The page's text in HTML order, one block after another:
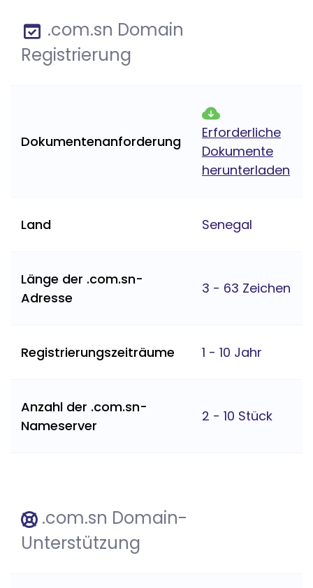
.com.sn Domain
Registrierung
Dokumentenanforderung
Erforderliche
Dokumente
herunterladen
Land Senegal
Länge der .com.sn-
Adresse
3 - 63 Zeichen
Registrierungszeiträume 1 - 10 Jahr
Anzahl der .com.sn-
Nameserver
2 - 10 Stück
.com.sn Domain-
Unterstützung